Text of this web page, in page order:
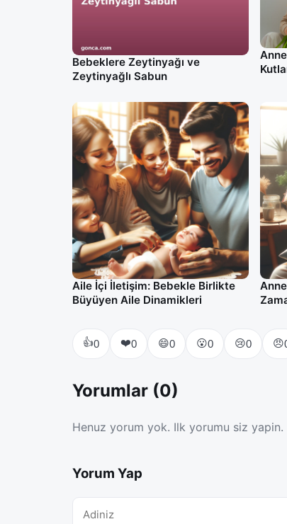
Bebeklere Zeytinyağı ve
Zeytinyağlı Sabun
Aile İçi İletişim: Bebekle Birlikte
Büyüyen Aile Dinamikleri
👍0 ❤️0 😄0 😮0 😢0 😠
Yorumlar (0)
Henuz yorum yok. Ilk yorumu siz yapin.
Yorum Yap